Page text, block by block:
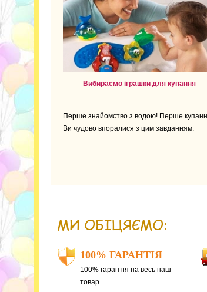
Вибираємо іграшки для купання
Перше знайомство з водою! Перше
Ви чудово впоралися з цим завданням.
МИ ОБІЦЯЄМО:
100% ГАРАНТІЯ
100% гарантія на весь наш
товар